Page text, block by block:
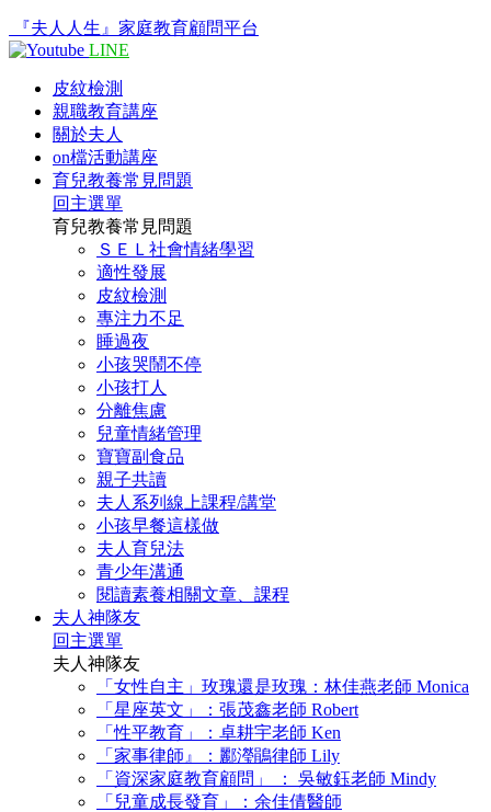
『夫人人生』家庭教育顧問平台
LINE
皮紋檢測
親職教育講座
關於夫人
on檔活動講座
育兒教養常見問題
回主選單
育兒教養常見問題
ＳＥＬ社會情緒學習
適性發展
皮紋檢測
專注力不足
睡過夜
小孩哭鬧不停
小孩打人
分離焦慮
兒童情緒管理
寶寶副食品
親子共讀
夫人系列線上課程/講堂
小孩早餐這樣做
夫人育兒法
青少年溝通
閱讀素養相關文章、課程
夫人神隊友
回主選單
夫人神隊友
「女性自主」玫瑰還是玫瑰：林佳燕老師 Monica
「星座英文」：張茂鑫老師 Robert
「性平教育」：卓耕宇老師 Ken
「家事律師』：酈瀅鵑律師 Lily
「資深家庭教育顧問」 ： 吳敏鈺老師 Mindy
「兒童成長發育」：余佳倩醫師